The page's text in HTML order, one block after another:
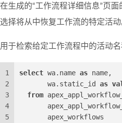
在生成的“工作流程详细信息”页面
选择将从中恢复工作流的特定活动
用于检索给定工作流程中的活动
1
2
3
4
5
select wa.name as name,
wa.static_id as
from
apex_workflows